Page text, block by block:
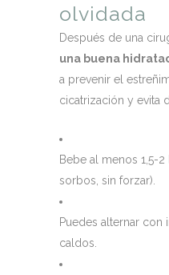
olvidada
Después de una
una buena
a prevenir el
cicatrización y evita
Bebe al menos 1,5-
sorbos, sin forzar).
Puedes alternar con
caldos.